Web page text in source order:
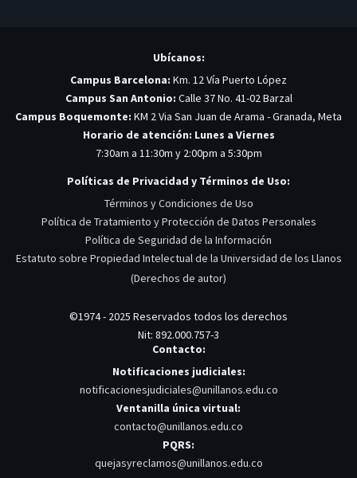
Ubícanos:
Campus Barcelona: Km. 12 Vía Puerto López
Campus San Antonio: Calle 37 No. 41-02 Barzal
Campus Boquemonte: KM 2 Via San Juan de Arama - Granada, Meta
Horario de atención: Lunes a Viernes
7:30am a 11:30m y 2:00pm a 5:30pm
Políticas de Privacidad y Términos de Uso:
Términos y Condiciones de Uso
Política de Tratamiento y Protección de Datos Personales
Política de Seguridad de la Información
Estatuto sobre Propiedad Intelectual de la Universidad de los Llanos
(Derechos de autor)
©1974 - 2025 Reservados todos los derechos
Nit: 892.000.757-3
Contacto:
Notificaciones judiciales:
notificacionesjudiciales@unillanos.edu.co
Ventanilla única virtual:
contacto@unillanos.edu.co
PQRS:
quejasyreclamos@unillanos.edu.co